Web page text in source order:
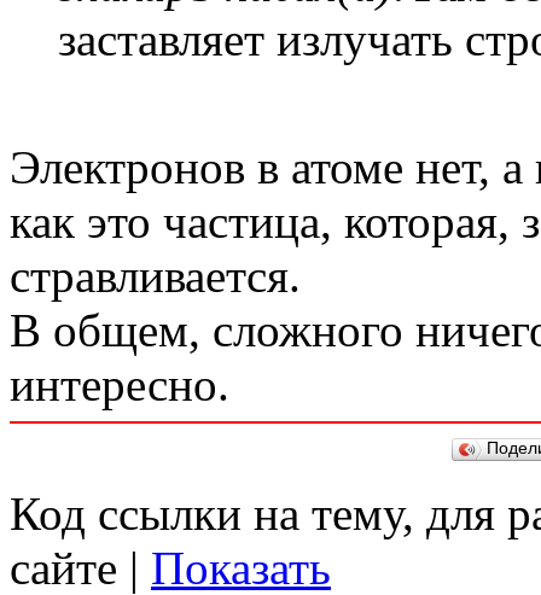
заставляет излучать
Электронов в атоме нет,
как это частица,
стравливается.
В общем, сложного
интересно.
Код ссылки на тему, для
сайте | Показать